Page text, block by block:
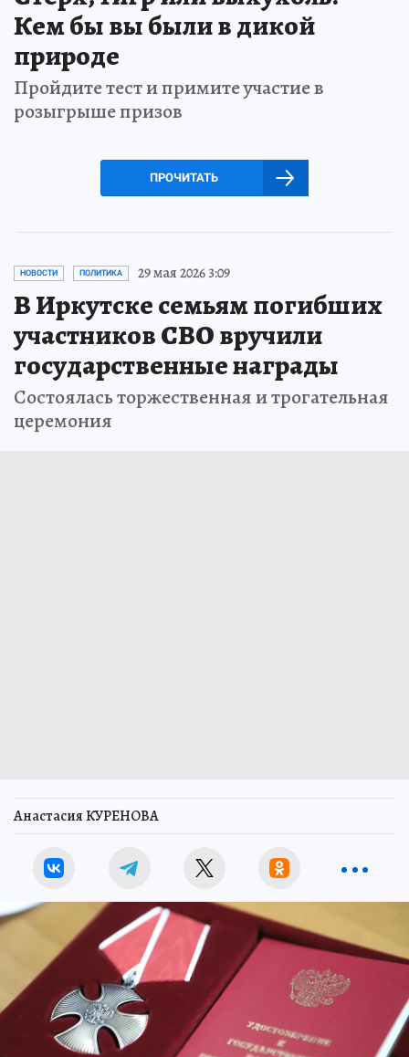
Кем бы вы были в дикой
природе
Пройдите тест и примите участие в
розыгрыше призов
ПРОЧИТАТЬ
НОВОСТИ ПОЛИТИКА 29 мая 2026 3:09
В Иркутске семьям погибших
участников СВО вручили
государственные награды
Состоялась торжественная и трогательная
церемония
Анастасия КУРЕНОВА